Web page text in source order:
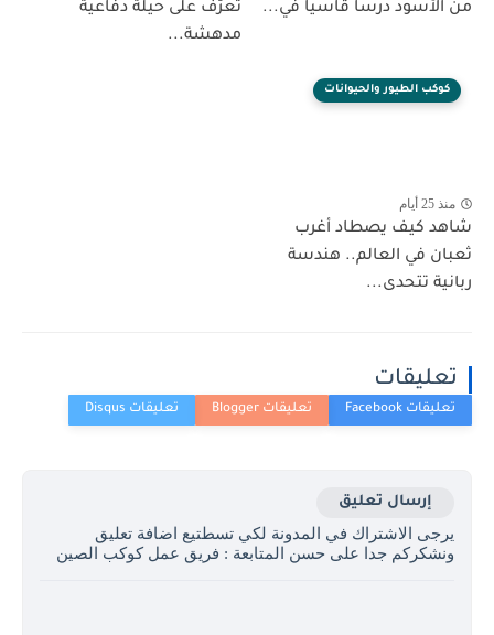
من الأسود درساً قاسياً في...
تعرّف على حيلة دفاعية
مدهشة...
كوكب الطيور والحيوانات
منذ 25 أيام
شاهد كيف يصطاد أغرب
ثعبان في العالم.. هندسة
ربانية تتحدى...
تعليقات
إرسال تعليق
يرجى الاشتراك في المدونة لكي تسطتيع اضافة تعليق
ونشكركم جدا على حسن المتابعة : فريق عمل كوكب الصين